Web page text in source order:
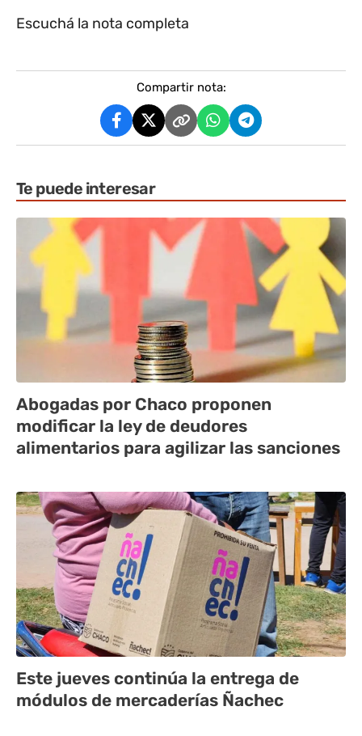
Escuchá la nota completa
Compartir nota:
Te puede interesar
Abogadas por Chaco proponen
modificar la ley de deudores
alimentarios para agilizar las sanciones
Este jueves continúa la entrega de
módulos de mercaderías Ñachec